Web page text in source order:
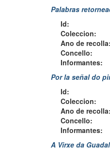
Palabras
Id:
Coleccion:
Ano de recolla:
Concello:
Informantes:
Por la señal do
Id:
Coleccion:
Ano de recolla:
Concello:
Informantes:
A Virxe da